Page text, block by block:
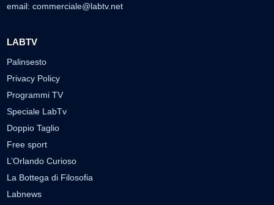
email: commerciale@labtv.net
LABTV
Palinsesto
Privacy Policy
Programmi TV
Speciale LabTv
Doppio Taglio
Free sport
L’Orlando Curioso
La Bottega di Filosofia
Labnews